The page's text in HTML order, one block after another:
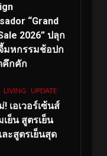
“Grand
2026” ปลุก
จี้มหกรรมช้อปก
คึกคัก
LIVING UPDATE
! เอเวอร์เซ้นส์
ย็น สูตรเย็น
ะสูตรเย็นสุด